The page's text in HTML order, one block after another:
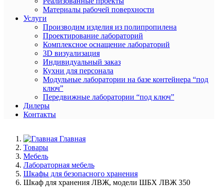
Материалы рабочей поверхности
Услуги
Производим изделия из полипропилена
Проектирование лабораторий
Комплексное оснащение лабораторий
3D визуализация
Индивидуальный заказ
Кухни для персонала
Модульные лаборатории на базе контейнера “под
ключ”
Передвижные лаборатории “под ключ”
Дилеры
Контакты
Главная
Товары
Мебель
Лабораторная мебель
Шкафы для безопасного хранения
Шкаф для хранения ЛВЖ, модели ШБХ ЛВЖ 350